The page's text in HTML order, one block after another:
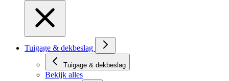
Tuigage & dekbeslag
Tuigage & dekbeslag
Bekijk alles